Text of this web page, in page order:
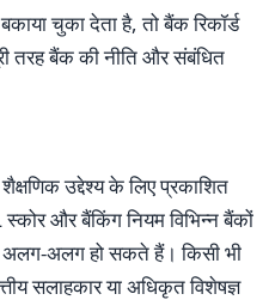
चुका देता है, तो बैंक रिकॉर्ड
तरह बैंक की नीति और संबंधित
उद्देश्य के लिए प्रकाशित
और बैंकिंग नियम विभिन्न बैंकों
अलग-अलग हो सकते हैं। किसी भी
सलाहकार या अधिकृत विशेषज्ञ